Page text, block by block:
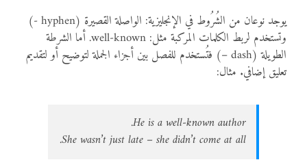
يوجد نوعان من الشُرُوط في الإنجليزية: الواصلة القصيرة (hyphen -)
وتستخدم لربط الكلمات المركبة مثل: well-known. أما الشرطة
الطويلة (dash –) فتُستخدم للفصل بين أجزاء الجملة لتوضيح أو لتقديم
تعليق إضافي. مثال:
He is a well-known author.
She wasn’t just late – she didn’t come at all.